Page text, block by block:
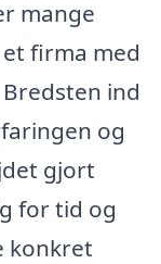
mange
firma med
ind
og
gjort
for tid og
konkret